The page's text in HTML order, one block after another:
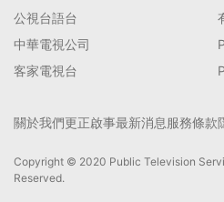
公視台語台
中華電視公司
客家電視台
關於我們更正啟事最新消息服務條款
Copyright © 2020 Public Television
Reserved.